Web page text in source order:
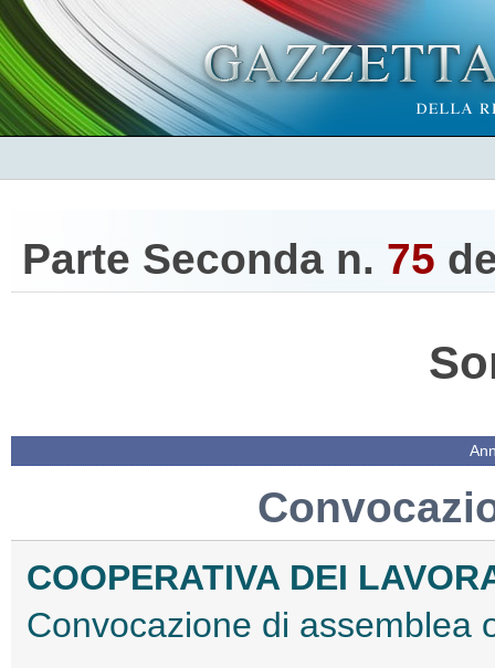
Parte Seconda n. 75
COOPERATIVA DEI
Convocazione di assemblea